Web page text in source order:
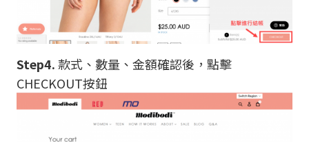
Step4.款式、數量、金額確認後，點擊
CHECKOUT按鈕